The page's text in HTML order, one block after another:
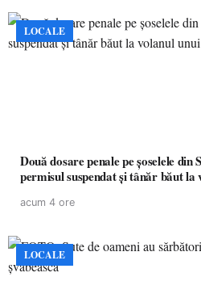
LOCALE
Două dosare penale pe șoselele
permisul suspendat și tânăr băut
acum 4 ore
LOCALE